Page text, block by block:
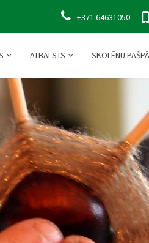
+371 64631050
ATBALSTS SKOLĒNU